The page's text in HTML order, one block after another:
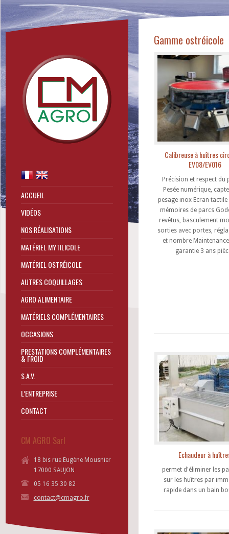
Gamme ostréicole
Calibreuse à huîtres
EV08/EV016
Précision et respect du
Pesée numérique,
pesage inox Ecran
mémoires de parcs
revêtus, basculement
sorties avec portes,
et nombre
garantie 3 ans
Echaudeur à
permet d'éliminer les
sur les huîtres par
rapide dans un bain
ACCUEIL
VIDÉOS
NOS RÉALISATIONS
MATÉRIEL MYTILICOLE
MATÉRIEL OSTRÉICOLE
AUTRES COQUILLAGES
AGRO ALIMENTAIRE
MATÉRIELS COMPLÉMENTAIRES
OCCASIONS
PRESTATIONS COMPLÉMENTAIRES
& FROID
S.A.V.
L’ENTREPRISE
CONTACT
CM AGRO Sarl
18 bis rue Eugène Mousnier
17000 SAUJON
05 16 35 30 82
contact@cmagro.fr